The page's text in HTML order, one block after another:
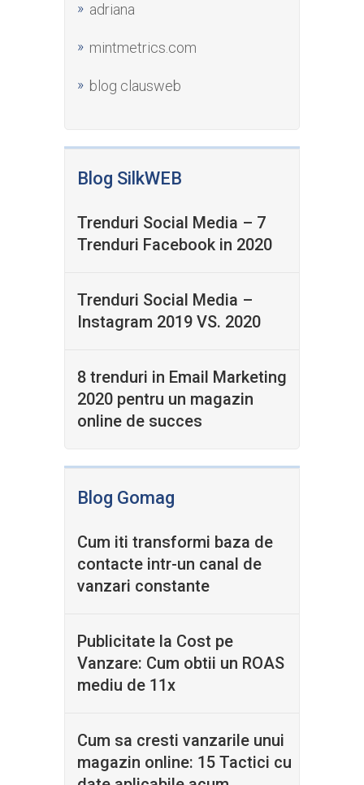
adriana
mintmetrics.com
blog clausweb
Blog SilkWEB
Trenduri Social Media – 7
Trenduri Facebook in 2020
Trenduri Social Media –
Instagram 2019 VS. 2020
8 trenduri in Email Marketing
2020 pentru un magazin
online de succes
Blog Gomag
Cum iti transformi baza de
contacte intr-un canal de
vanzari constante
Publicitate la Cost pe
Vanzare: Cum obtii un ROAS
mediu de 11x
Cum sa cresti vanzarile unui
magazin online: 15 Tactici cu